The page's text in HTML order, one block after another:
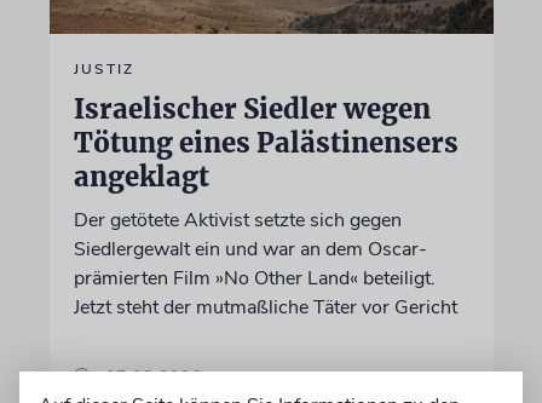
JUSTIZ
Israelischer Siedler wegen
Tötung eines Palästinensers
angeklagt
Der getötete Aktivist setzte sich gegen
Siedlergewalt ein und war an dem Oscar-
prämierten Film »No Other Land« beteiligt.
Jetzt steht der mutmaßliche Täter vor Gericht
07.08.2026